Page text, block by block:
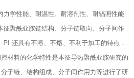
力学性能、耐温性、耐溶剂性、耐辐照性能
征聚酰亚胺链结构、分子链取向、分子间作
还具有不溶、不熔、不利于加工的特点，
材料的化学特性是本征导热聚酰亚胺研究的
子链、结构组成、分子间作用力等进行了研